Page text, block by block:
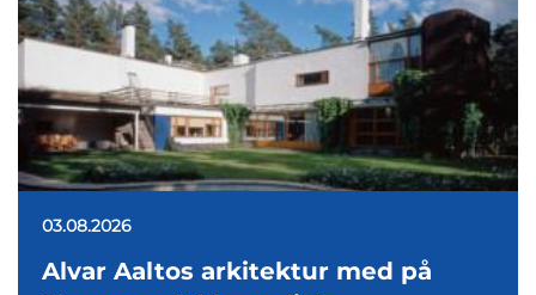
03.08.2026
Alvar Aaltos arkitektur med på